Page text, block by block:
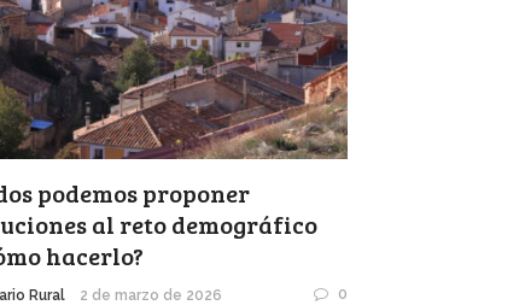
podemos proponer
al reto demográfico
hacerlo?
Rural 2 de marzo de 2026 0